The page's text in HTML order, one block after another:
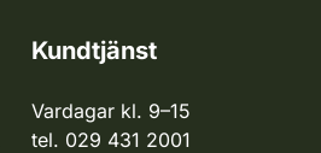
Kundtjänst
Vardagar kl. 9–15
tel. 029 431 2001